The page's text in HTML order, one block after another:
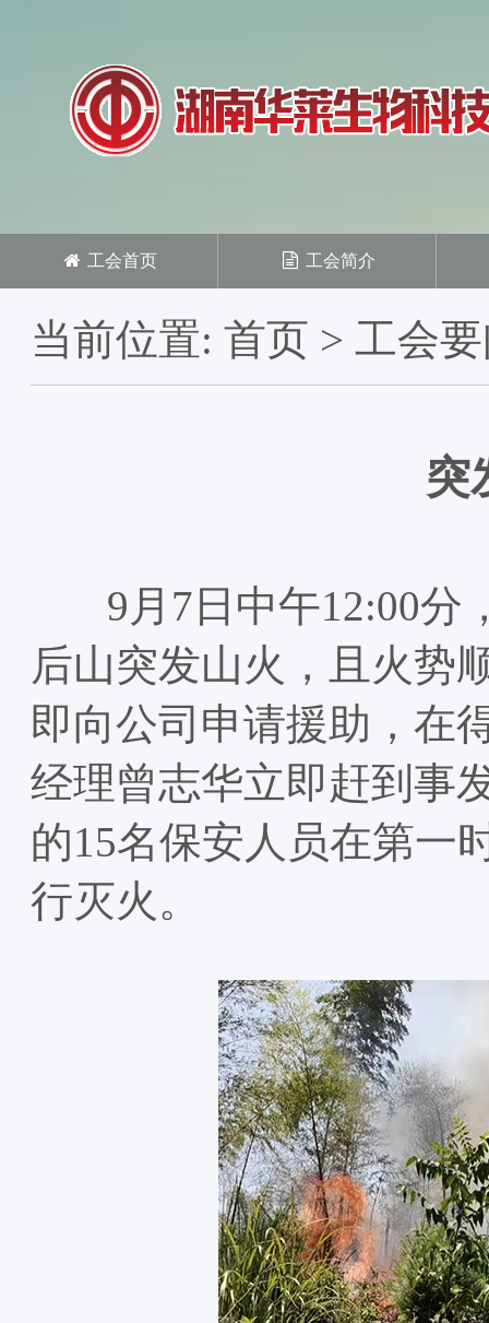
工会首页 工会简介
当前位置: 首页 > 工会
突
9月7日中午12:00分
后山突发山火，且火势
即向公司申请援助，在
经理曾志华立即赶到事
的15名保安人员在第一
行灭火。